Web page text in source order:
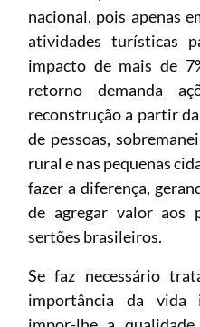
nacional, pois apenas
atividades turísticas
impacto de mais de
retorno demanda
reconstrução a partir
de pessoas,
rural e nas pequenas
fazer a diferença,
de agregar valor aos
sertões brasileiros.
Se faz necessário
importância da vida